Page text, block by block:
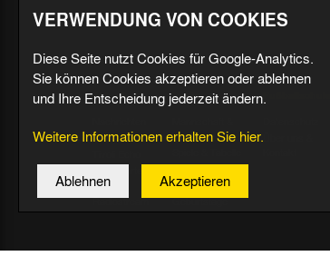
Aktuell
Termine
Deal
Radiostream
Profis
Trainer
Statistik
Trainingsplan
Geburtstage
VERWENDUNG VON COOKIES
Diese Seite nutzt Cookies für Google-Analytics.
Sie können Cookies akzeptieren oder ablehnen
und Ihre Entscheidung jederzeit ändern.
Weitere Informationen erhalten Sie hier.
Ablehnen Akzeptieren